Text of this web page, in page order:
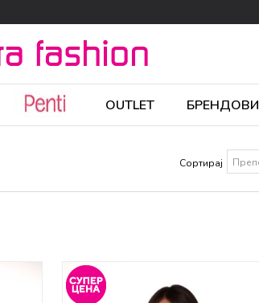
OUTLET БРЕНДОВИ
Сортирај